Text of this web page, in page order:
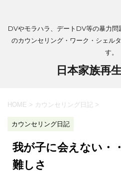
DVやモラハラ、デートDV等の暴力
のカウンセリング・ワーク・シェル
す。
日本家族再
HOME > カウンセリング日記 >
カウンセリング日記
我が子に会えない・
難しさ